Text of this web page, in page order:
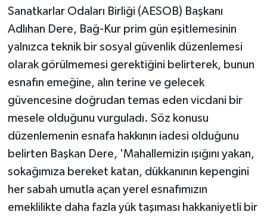
Sanatkarlar Odaları Birliği (AESOB) Başkanı
Adlıhan Dere, Bağ-Kur prim gün eşitlemesinin
yalnızca teknik bir sosyal güvenlik düzenlemesi
olarak görülmemesi gerektiğini belirterek, bunun
esnafın emeğine, alın terine ve gelecek
güvencesine doğrudan temas eden vicdani bir
mesele olduğunu vurguladı. Söz konusu
düzenlemenin esnafa hakkının iadesi olduğunu
belirten Başkan Dere, 'Mahallemizin ışığını yakan,
sokağımıza bereket katan, dükkanının kepengini
her sabah umutla açan yerel esnafımızın
emeklilikte daha fazla yük taşıması hakkaniyetli bir